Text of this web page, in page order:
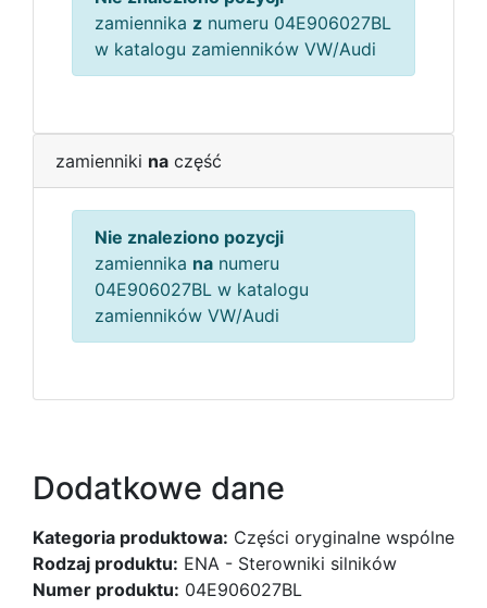
zamiennika z numeru 04E906027BL
w katalogu zamienników VW/Audi
zamienniki na część
Nie znaleziono pozycji
zamiennika na numeru
04E906027BL w katalogu
zamienników VW/Audi
Dodatkowe dane
Kategoria produktowa: Części oryginalne wspólne
Rodzaj produktu: ENA - Sterowniki silników
Numer produktu: 04E906027BL